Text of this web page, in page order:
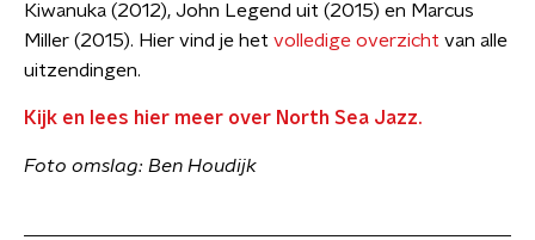
Kiwanuka (2012), John Legend uit (2015) en Marcus
Miller (2015). Hier vind je het volledige overzicht van alle
uitzendingen.
Kijk en lees hier meer over North Sea Jazz.
Foto omslag: Ben Houdijk